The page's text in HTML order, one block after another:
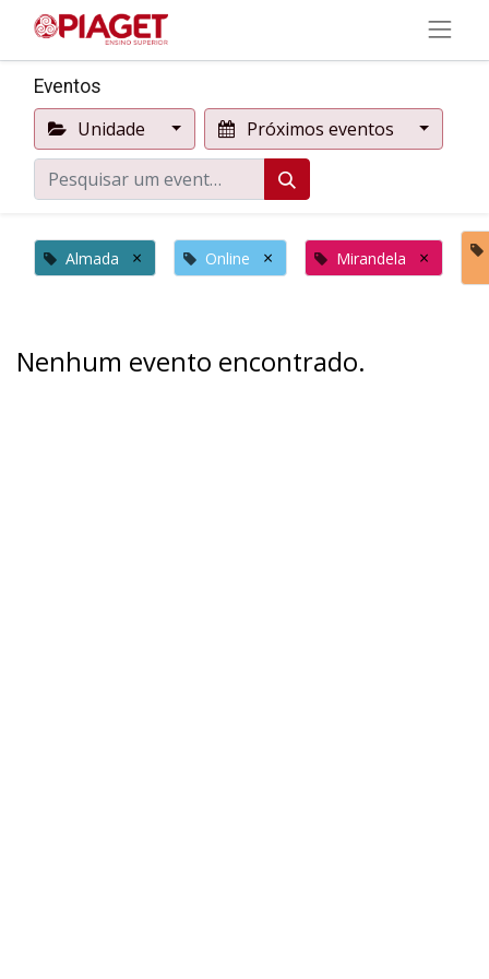
Eventos
Unidade Próximos eventos
Almada × Online × Mirandela ×
Nenhum evento encontrado.